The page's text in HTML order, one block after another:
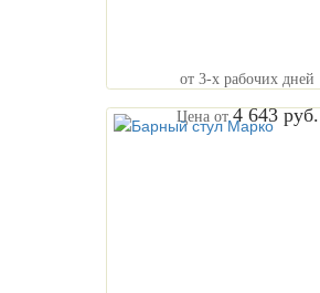
от 3-х рабочих дней
Цена от4 643 руб.